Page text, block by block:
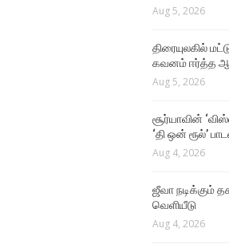
Aug 5, 2026
திரையுலகில்
கவனம் ஈர்த்த
Aug 5, 2026
சூர்யாவின்
‘தி ஒன் ரூல்’
Aug 4, 2026
ஜீவா நடிக்கும்
வெளியீடு
Aug 4, 2026